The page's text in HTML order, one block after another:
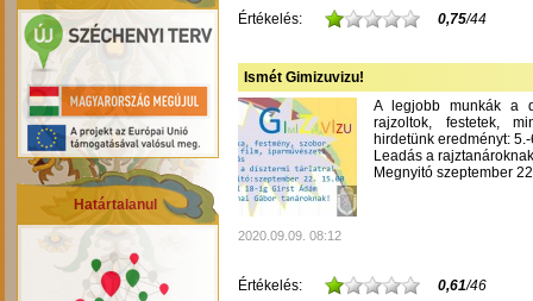
Határtalanul
Értékelés: 0,75/44
Ismét Gimizuvizu!
A legjobb munkák a
rajzoltok, festetek,
hirdetünk eredményt:
Leadás a
Megnyitó szeptember
2020.09.09. 08:12
Értékelés: 0,61/46